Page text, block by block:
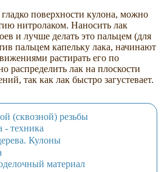
поверхности кулона, можно
нитролаком. Наносить лак
и лучше делать это пальцем (для
пальцем капельку лака, начинают
растирать его по
распределить лак на плоскости
так как лак быстро загустевает.
(сквозной) резьбы
- техника
Кулоны
материал